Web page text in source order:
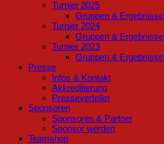
Turnier 2025
Gruppen & Ergebnisse
Turnier 2024
Gruppen & Ergebnisse
Turnier 2023
Gruppen & Ergebnisse
Presse
Infos & Kontakt
Akkreditierung
Presseverteiler
Sponsoren
Sponsoren & Partner
Sponsor werden
Teamshop